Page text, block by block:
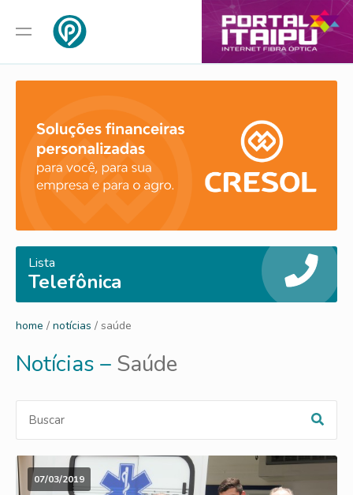
Lista
Telefônica
home / notícias / saúde
Notícias – Saúde
07/03/2019